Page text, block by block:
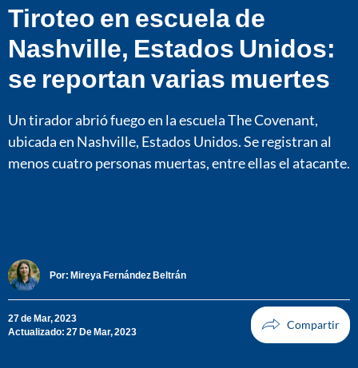
Tiroteo en escuela de
Nashville, Estados Unidos:
se reportan varias muertes
Un tirador abrió fuego en la escuela The Covenant,
ubicada en Nashville, Estados Unidos. Se registran al
menos cuatro personas muertas, entre ellas el atacante.
Por: Mireya Fernández Beltrán
27 de Mar, 2023
Actualizado: 27 De Mar, 2023